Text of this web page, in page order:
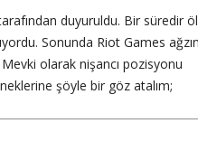
duyuruldu. Bir süredir
Sonunda Riot Games
olarak nişancı pozisyonu
şöyle bir göz atalım;